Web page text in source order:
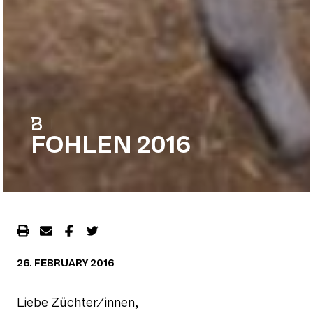
|
FOHLEN 2016
26. FEBRUARY 2016
Liebe Züchter/innen,